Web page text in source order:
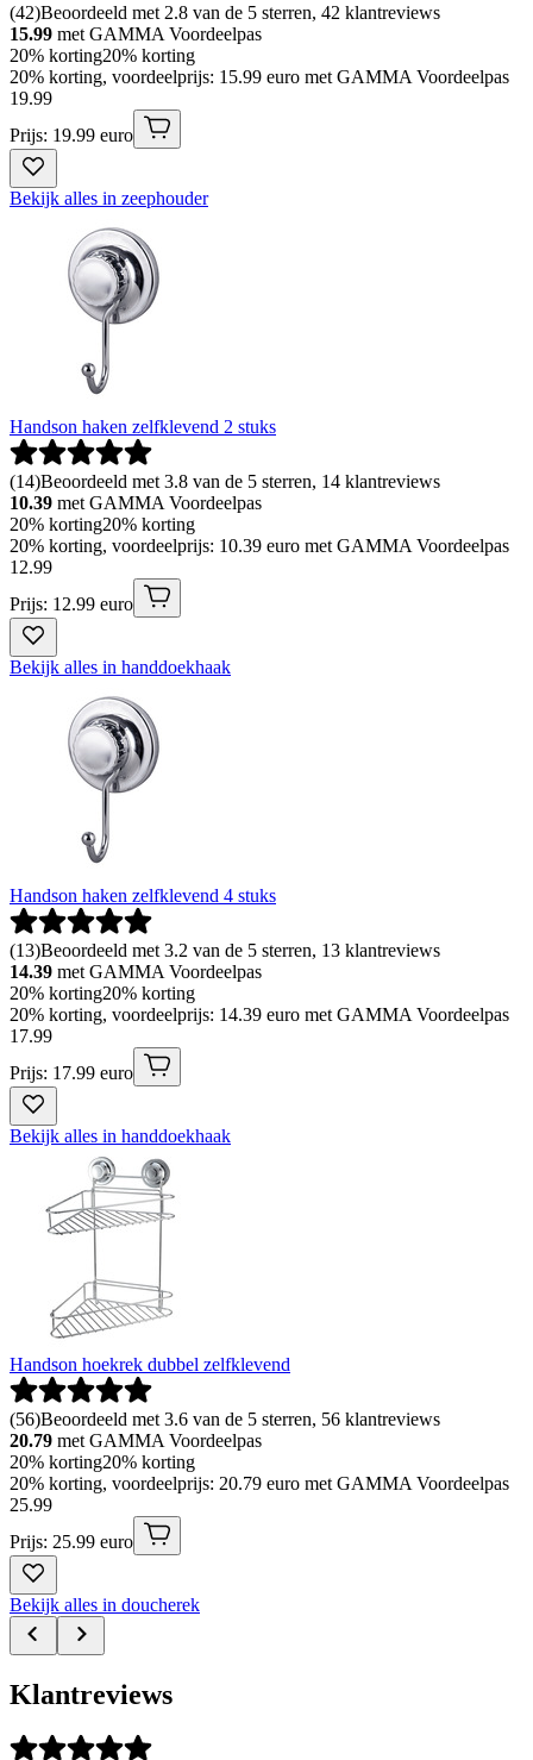
(42)Beoordeeld met 2.8 van de 5 sterren, 42 klantreviews
15.99 met GAMMA Voordeelpas
20% korting20% korting
20% korting, voordeelprijs: 15.99 euro met GAMMA Voordeelpas
19.99
Prijs: 19.99 euro
Bekijk alles in zeephouder
Handson haken zelfklevend 2 stuks
(14)Beoordeeld met 3.8 van de 5 sterren, 14 klantreviews
10.39 met GAMMA Voordeelpas
20% korting20% korting
20% korting, voordeelprijs: 10.39 euro met GAMMA Voordeelpas
12.99
Prijs: 12.99 euro
Bekijk alles in handdoekhaak
Handson haken zelfklevend 4 stuks
(13)Beoordeeld met 3.2 van de 5 sterren, 13 klantreviews
14.39 met GAMMA Voordeelpas
20% korting20% korting
20% korting, voordeelprijs: 14.39 euro met GAMMA Voordeelpas
17.99
Prijs: 17.99 euro
Bekijk alles in handdoekhaak
Handson hoekrek dubbel zelfklevend
(56)Beoordeeld met 3.6 van de 5 sterren, 56 klantreviews
20.79 met GAMMA Voordeelpas
20% korting20% korting
20% korting, voordeelprijs: 20.79 euro met GAMMA Voordeelpas
25.99
Prijs: 25.99 euro
Bekijk alles in doucherek
Klantreviews